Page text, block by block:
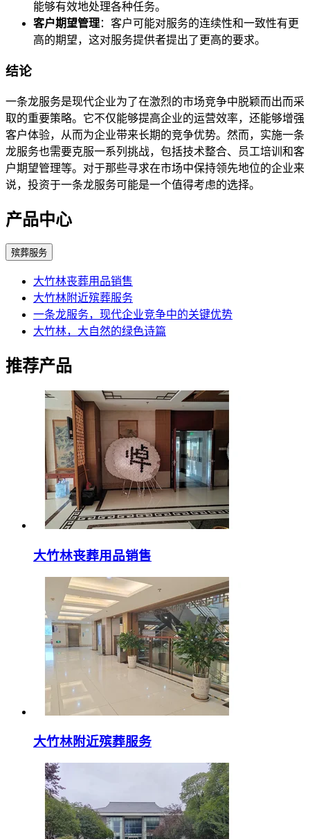
能够有效地处理各种任务。
客户期望管理：客户可能对服务的连续性和一致性有更
高的期望，这对服务提供者提出了更高的要求。
结论
一条龙服务是现代企业为了在激烈的市场竞争中脱颖而出而采
取的重要策略。它不仅能够提高企业的运营效率，还能够增强
客户体验，从而为企业带来长期的竞争优势。然而，实施一条
龙服务也需要克服一系列挑战，包括技术整合、员工培训和客
户期望管理等。对于那些寻求在市场中保持领先地位的企业来
说，投资于一条龙服务可能是一个值得考虑的选择。
产品中心
殡葬服务
大竹林丧葬用品销售
大竹林附近殡葬服务
一条龙服务，现代企业竞争中的关键优势
大竹林，大自然的绿色诗篇
推荐产品
大竹林丧葬用品销售
大竹林附近殡葬服务